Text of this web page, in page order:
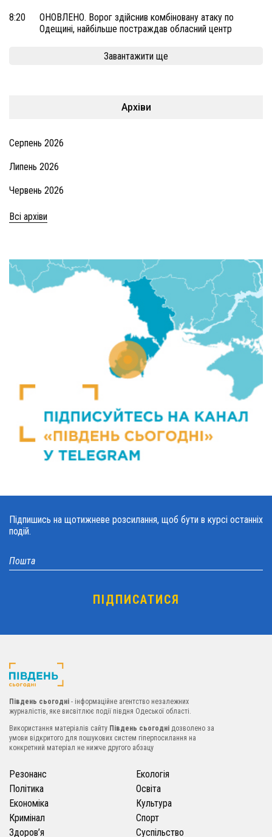
8:20
ОНОВЛЕНО. Ворог здійснив комбіновану атаку по
Одещині, найбільше постраждав обласний центр
Завантажити ще
Архіви
Серпень 2026
Липень 2026
Червень 2026
Всі архіви
Підпишись на щотижневе розсилання, щоб бути в курсі останніх
подій.
Південь сьогодні - інформаційне агентство незалежних
журналістів, яке висвітлює події півдня Одеської області.
Використання матеріалів сайту Південь сьогодні дозволено за
умови відкритого для пошукових систем гіперпосилання на
конкретний матеріал не нижче другого абзацу
Резонанс
Політика
Економіка
Кримінал
Здоров’я
Екологія
Освіта
Культура
Спорт
Суспільство